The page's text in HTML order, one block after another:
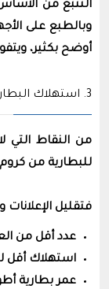
التتبع من
وبالطبع على
أوضح بكثير،
3. استهلاك البطارية (خصوصًا على أجهزة اللابتوب)
من النقاط التي
للبطارية من
فتقليل
عدد أقل من
استهلاك أقل
عمر بطارية